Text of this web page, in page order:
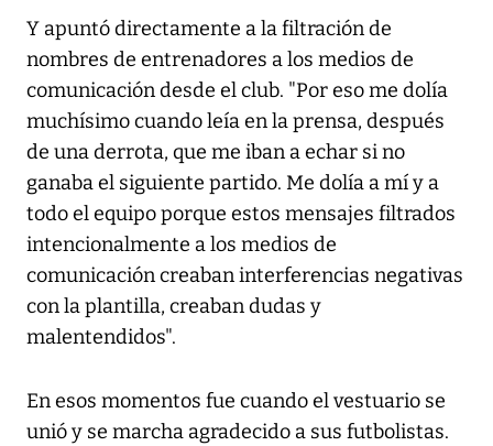
Y apuntó directamente a la filtración de
nombres de entrenadores a los medios de
comunicación desde el club. "Por eso me dolía
muchísimo cuando leía en la prensa, después
de una derrota, que me iban a echar si no
ganaba el siguiente partido. Me dolía a mí y a
todo el equipo porque estos mensajes filtrados
intencionalmente a los medios de
comunicación creaban interferencias negativas
con la plantilla, creaban dudas y
malentendidos".
En esos momentos fue cuando el vestuario se
unió y se marcha agradecido a sus futbolistas.